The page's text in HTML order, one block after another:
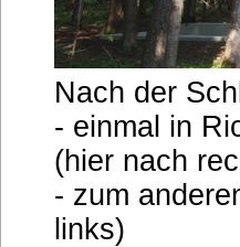
Nach der
- einmal in
(hier nach
- zum
links)